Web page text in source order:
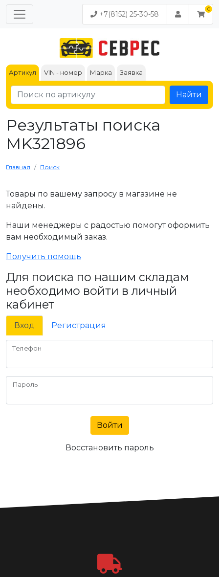
+7(8152) 25-30-58
Артикул VIN - номер Марка Заявка
Найти
Результаты поиска
MK321896
Главная Поиск
Товары по вашему запросу в магазине не
найдены.
Наши менеджеры с радостью помогут оформить
вам необходимый заказ.
Получить помощь
Для поиска по нашим складам
необходимо войти в личный
кабинет
Вход Регистрация
Телефон
Пароль
Войти
Восстановить пароль